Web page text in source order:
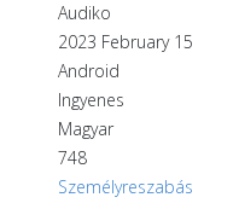
Audiko
2023 February 15
Android
Ingyenes
Magyar
748
Személyreszabás